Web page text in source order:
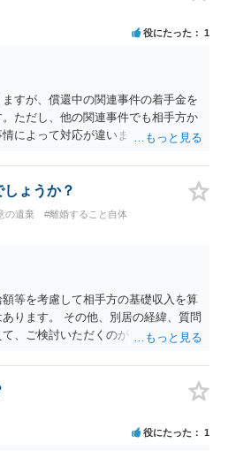
いく方が近道であることも少なくあ
ます。
役にたった 1
すが、償還中の関連事件の着手金を
ただし、他の関連事件でも相手方か
によって対応が違いますので、法テ
ょうか？
の遺棄 #離婚すること自体
等を考慮して相手方の基礎収入を算
ります。 その他、別居の経緯、質問
、ご検討いただくのが良いかと思い
役にたった 1